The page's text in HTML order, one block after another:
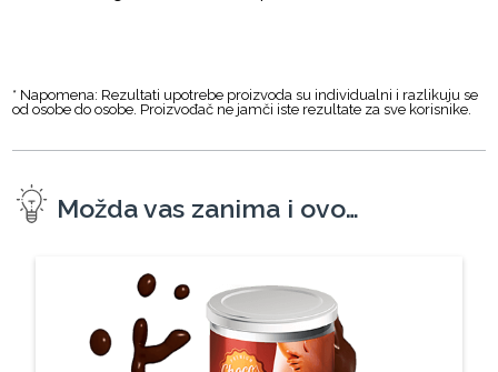
* Napomena: Rezultati upotrebe proizvoda su individualni i razlikuju se
od osobe do osobe. Proizvođač ne jamči iste rezultate za sve korisnike.
Možda vas zanima i ovo…